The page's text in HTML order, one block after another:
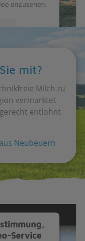
anzusehen.
Consentmit?
Milch zu
vermarktet
entlohnt
Neubeuern
Service